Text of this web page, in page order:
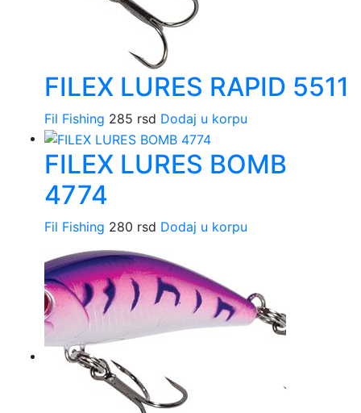
FILEX LURES RAPID 5511
Fil Fishing 285 rsd Dodaj u korpu
FILEX LURES BOMB
4774
Fil Fishing 280 rsd Dodaj u korpu